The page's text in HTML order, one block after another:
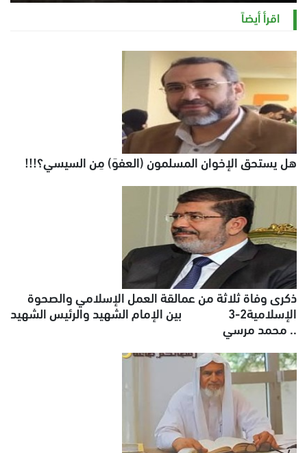
الخميس 6 أغسطس 2026 11:12 ص
اقرأ أيضاً
هل يستحق الإخوان المسلمون (العفوَ) مِن السيسي؟!!!
ذكرى وفاة ثلاثة من عمالقة العمل الإسلامي والصحوة
الإسلامية2-3 بين الإمام الشهيد والرئيس الشهيد
.. محمد مرسي